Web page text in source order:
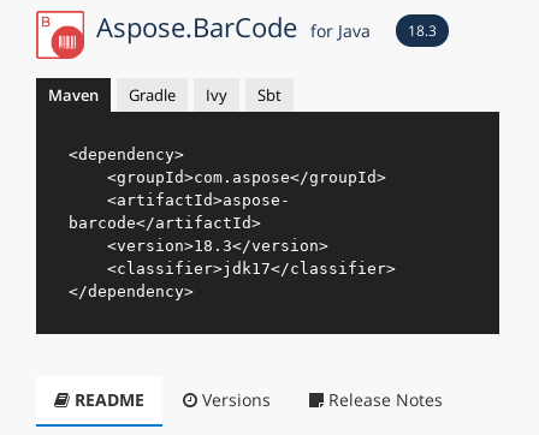
Aspose.BarCode for Java 18.3
Maven Gradle Ivy Sbt
<dependency>
<groupId>com.aspose</groupId>
<artifactId>aspose-
barcode</artifactId>
<version>18.3</version>
<classifier>jdk17</classifier>
</dependency>
README Versions Release Notes